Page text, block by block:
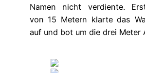
Namen nicht verdiente.
von 15 Metern klarte das
auf und bot um die drei Meter